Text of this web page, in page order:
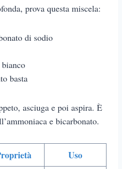
prova questa miscela:
di sodio
basta
asciuga e poi aspira. È
e bicarbonato.
Uso